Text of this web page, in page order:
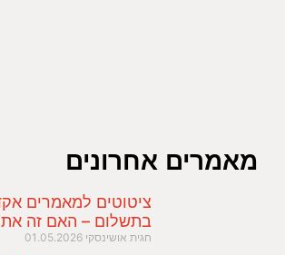
מאמרים אחרונים
ציטוטים למאמרים
בתשלום – האם זה
חגית אושינסקי 01.05.2026